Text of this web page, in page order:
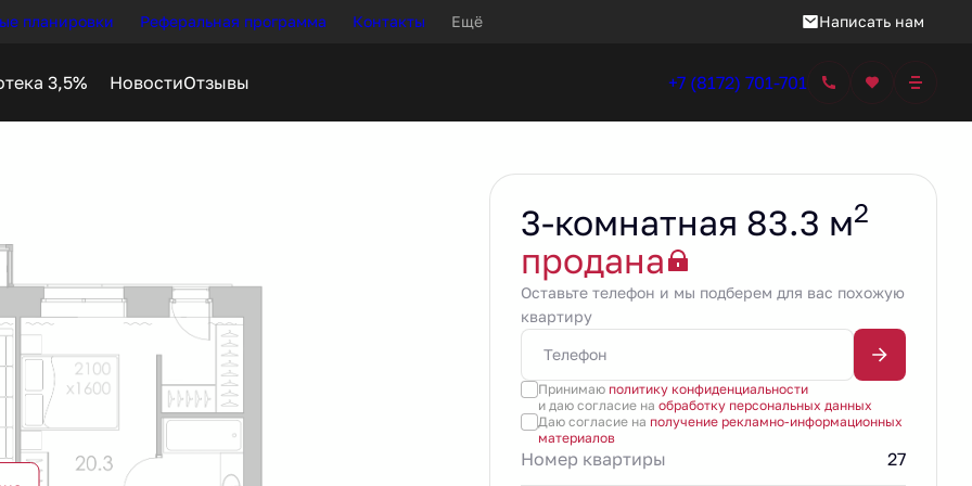
планировки Реферальная программа Контакты Ещё Написать нам
НовостиОтзывы +7 (8172) 701-701
от 63 847 руб.
3-комнатная 83.3 м2
продана
Оставьте телефон и мы подберем для вас похожую
квартиру
Принимаю политику конфиденциальности
и даю согласие на обработку персональных данных
Даю согласие на получение рекламно-информационных
материалов
Номер квартиры 27